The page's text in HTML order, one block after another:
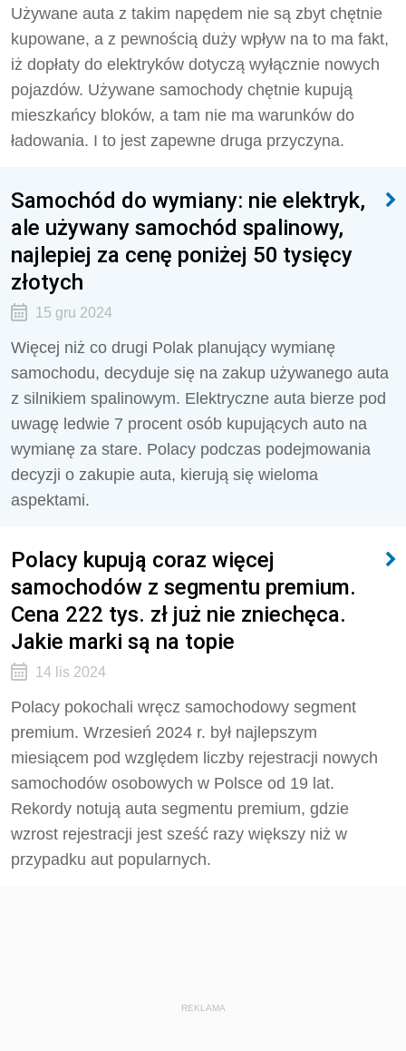
Używane auta z takim napędem nie są zbyt chętnie
kupowane, a z pewnością duży wpływ na to ma fakt,
iż dopłaty do elektryków dotyczą wyłącznie nowych
pojazdów. Używane samochody chętnie kupują
mieszkańcy bloków, a tam nie ma warunków do
ładowania. I to jest zapewne druga przyczyna.
Samochód do wymiany: nie elektryk,
ale używany samochód spalinowy,
najlepiej za cenę poniżej 50 tysięcy
złotych
15 gru 2024
Więcej niż co drugi Polak planujący wymianę
samochodu, decyduje się na zakup używanego auta
z silnikiem spalinowym. Elektryczne auta bierze pod
uwagę ledwie 7 procent osób kupujących auto na
wymianę za stare. Polacy podczas podejmowania
decyzji o zakupie auta, kierują się wieloma
aspektami.
Polacy kupują coraz więcej
samochodów z segmentu premium.
Cena 222 tys. zł już nie zniechęca.
Jakie marki są na topie
14 lis 2024
Polacy pokochali wręcz samochodowy segment
premium. Wrzesień 2024 r. był najlepszym
miesiącem pod względem liczby rejestracji nowych
samochodów osobowych w Polsce od 19 lat.
Rekordy notują auta segmentu premium, gdzie
wzrost rejestracji jest sześć razy większy niż w
przypadku aut popularnych.
REKLAMA